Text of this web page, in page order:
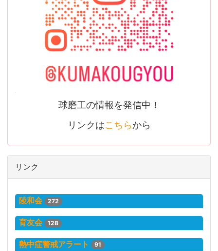
球磨工の情報を発信中！
リンクはこちらから
リンク
陵和会 272
育友会 128
熱中症警戒アラート 91